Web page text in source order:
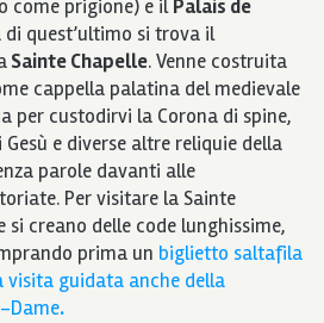
come prigione) e ilPalais de
di quest’ultimo si trova il
Sainte Chapelle. Venne costruita
cappella palatina del medievale
per custodirvi la Corona di spine,
e diverse altre reliquie della
parole davanti alle
Per visitare la Sainte
si creano delle code lunghissime,
prima un biglietto saltafila
visita guidata anche della
Dame.